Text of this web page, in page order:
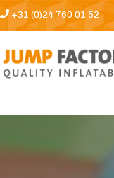
+31 (0)24 760 01 52